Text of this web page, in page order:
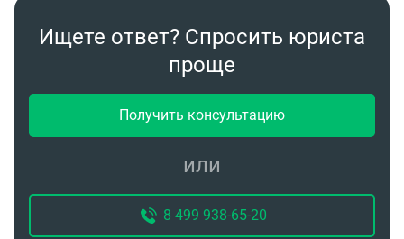
Ищете ответ? Спросить юриста
проще
Получить консультацию
или
8 499 938-65-20